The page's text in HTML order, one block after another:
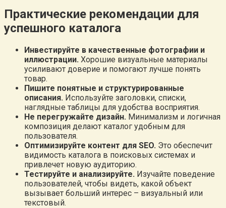
Практические рекомендации для
успешного каталога
Инвестируйте в качественные фотографии и
иллюстрации. Хорошие визуальные материалы
усиливают доверие и помогают лучше понять
товар.
Пишите понятные и структурированные
описания. Используйте заголовки, списки,
наглядные таблицы для удобства восприятия.
Не перегружайте дизайн. Минимализм и логичная
композиция делают каталог удобным для
пользователя.
Оптимизируйте контент для SEO. Это обеспечит
видимость каталога в поисковых системах и
привлечет новую аудиторию.
Тестируйте и анализируйте. Изучайте поведение
пользователей, чтобы видеть, какой объект
вызывает больший интерес – визуальный или
текстовый.